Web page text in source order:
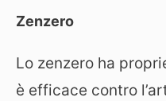
Zenzero
Lo zenzero ha
è efficace contro